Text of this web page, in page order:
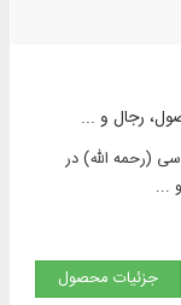
آثار شیخ طوسی (رحمه الله) در
...
جزئیات محصول